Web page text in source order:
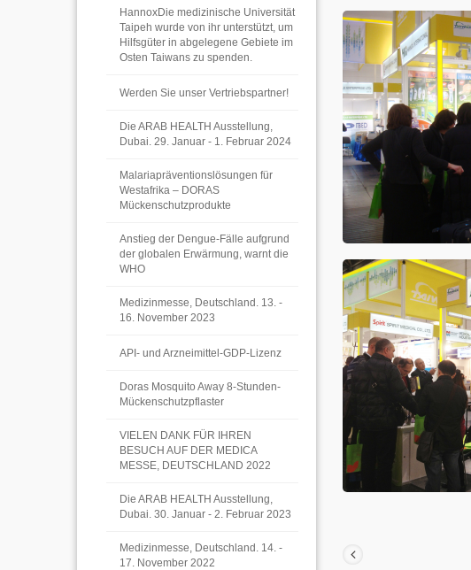
HannoxDie medizinische Universität
Taipeh wurde von ihr unterstützt, um
Hilfsgüter in abgelegene Gebiete im
Osten Taiwans zu spenden.
Werden Sie unser Vertriebspartner!
Die ARAB HEALTH Ausstellung,
Dubai. 29. Januar - 1. Februar 2024
Malariapräventionslösungen für
Westafrika – DORAS
Mückenschutzprodukte
Anstieg der Dengue-Fälle aufgrund
der globalen Erwärmung, warnt die
WHO
Medizinmesse, Deutschland. 13. -
16. November 2023
API- und Arzneimittel-GDP-Lizenz
Doras Mosquito Away 8-Stunden-
Mückenschutzpflaster
VIELEN DANK FÜR IHREN
BESUCH AUF DER MEDICA
MESSE, DEUTSCHLAND 2022
Die ARAB HEALTH Ausstellung,
Dubai. 30. Januar - 2. Februar 2023
Medizinmesse, Deutschland. 14. -
17. November 2022